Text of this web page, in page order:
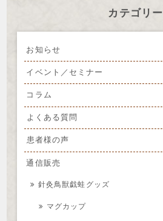
カテゴリー
お知らせ
イベント／セミナー
コラム
よくある質問
患者様の声
通信販売
針灸鳥獣戯蛙グッズ
マグカップ